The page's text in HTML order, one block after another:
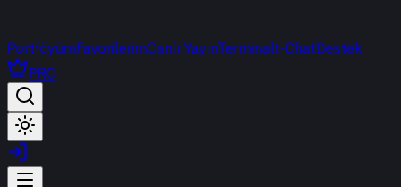
PortföyümFavorilerimCanlı YayınTerminalt-ChatDestek
PRO